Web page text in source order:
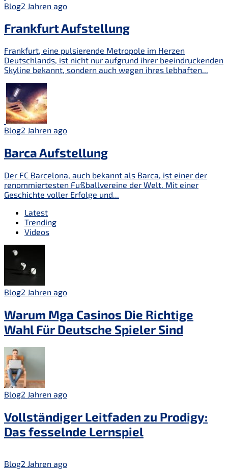
Blog2 Jahren ago
Frankfurt Aufstellung
Frankfurt, eine pulsierende Metropole im Herzen
Deutschlands, ist nicht nur aufgrund ihrer beeindruckenden
Skyline bekannt, sondern auch wegen ihres lebhaften...
Blog2 Jahren ago
Barca Aufstellung
Der FC Barcelona, auch bekannt als Barca, ist einer der
renommiertesten Fußballvereine der Welt. Mit einer
Geschichte voller Erfolge und...
Latest
Trending
Videos
Blog2 Jahren ago
Warum Mga Casinos Die Richtige
Wahl Für Deutsche Spieler Sind
Blog2 Jahren ago
Vollständiger Leitfaden zu Prodigy:
Das fesselnde Lernspiel
Blog2 Jahren ago